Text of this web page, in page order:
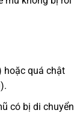
hoặc quá chật
có bị di chuyển